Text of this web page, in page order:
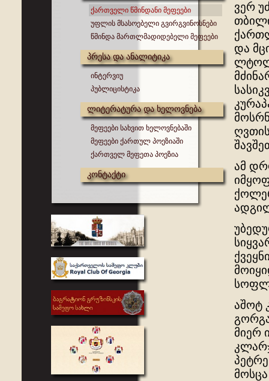
ქართველი წმინდანი მეფეები
უფლის მსასოებელი გვირგვინოსნები
წმინდა მართლმადიდებელი მეფეები
პრესა და ანალიტიკა
ინტერვიუ
პუბლიცისტიკა
ლიტერატურა და ხელოვნება
მეფეები სახვით ხელოვნებაში
მეფეები ქართულ პოეზიაში
ქართველ მეფეთა პოეზია
კონტაქტი
ვერ
და
ამ
აშოტ
მიერ